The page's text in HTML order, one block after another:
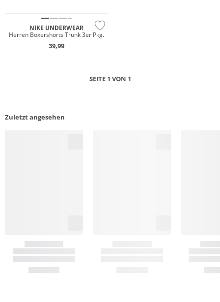
NIKE UNDERWEAR
Herren Boxershorts Trunk 3er Pkg.
39,99
SEITE 1 VON 1
Zuletzt angesehen